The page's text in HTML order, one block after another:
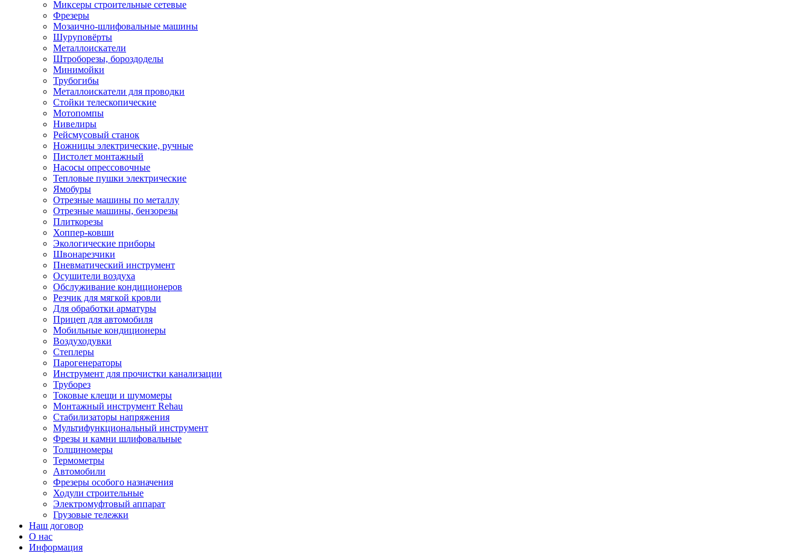
Миксеры строительные сетевые
Фрезеры
Мозаично-шлифовальные машины
Шуруповёрты
Металлоискатели
Штроборезы, бороздоделы
Минимойки
Трубогибы
Металлоискатели для проводки
Стойки телескопические
Мотопомпы
Нивелиры
Рейсмусовый станок
Ножницы электрические, ручные
Пистолет монтажный
Насосы опрессовочные
Тепловые пушки электрические
Ямобуры
Отрезные машины по металлу
Отрезные машины, бензорезы
Плиткорезы
Хоппер-ковши
Экологические приборы
Швонарезчики
Пневматический инструмент
Осушители воздуха
Обслуживание кондиционеров
Резчик для мягкой кровли
Для обработки арматуры
Прицеп для автомобиля
Мобильные кондиционеры
Воздуходувки
Степлеры
Парогенераторы
Инструмент для прочистки канализации
Труборез
Токовые клещи и шумомеры
Монтажный инструмент Rehau
Стабилизаторы напряжения
Мультифункциональный инструмент
Фрезы и камни шлифовальные
Толщиномеры
Термометры
Автомобили
Фрезеры особого назначения
Ходули строительные
Электромуфтовый аппарат
Грузовые тележки
Наш договор
О нас
Информация